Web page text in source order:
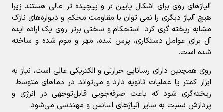
آلیاژهای روی برای اشکال پایین تر و پیچیده تر عالی هستند زیرا
هیچ آلیاژ دیگری را نمی توان با مقاومت محکم و دیواره‌های نازک
مشابه ریخته گری کرد. استحکام و سختی برتر روی یک اراده ایده
آل برای عوامل دستکاری، پرس شده، مهر و موم شده و ساخته
شده است.
روی همچنین دارای رسانایی حرارتی و الکتریکی عالی است، نیاز به
ابزار کمتر یا عملیات ثانویه دارد و می‌تواند در دماهای متوسط ​​
ریخته‌گری شود که باعث صرفه‌جویی قابل‌توجهی در انرژی و
پردازش نسبت به سایر آلیاژهای اسانس و مهندسی می‌شود.